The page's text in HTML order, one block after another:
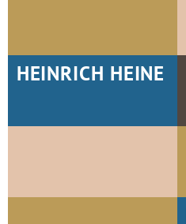
HEINRICH HEINE